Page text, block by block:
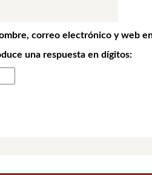
correo electrónico y web
una respuesta en dígitos: